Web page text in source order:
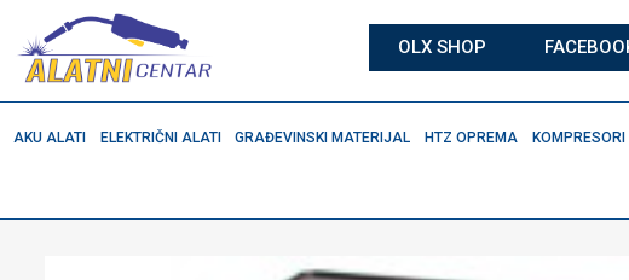
OLX SHOP
AKU ALATI ELEKTRIČNI ALATI GRAĐEVINSKI MATERIJAL HTZ OPREMA KOMPRESORI